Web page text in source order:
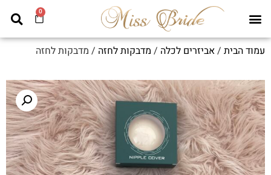
0
עמוד הבית /אביזרים לכלה / מדבקות לחזה / מדבקות לחזה